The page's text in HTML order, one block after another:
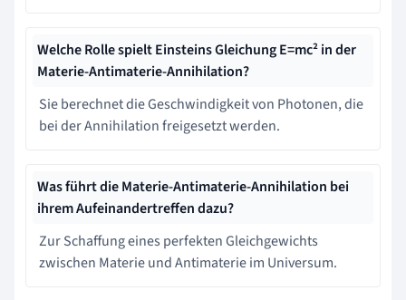
Welche Rolle spielt Einsteins Gleichung E=mc² in der
Materie-Antimaterie-Annihilation?
Sie berechnet die Geschwindigkeit von Photonen, die
bei der Annihilation freigesetzt werden.
Was führt die Materie-Antimaterie-Annihilation bei
ihrem Aufeinandertreffen dazu?
Zur Schaffung eines perfekten Gleichgewichts
zwischen Materie und Antimaterie im Universum.